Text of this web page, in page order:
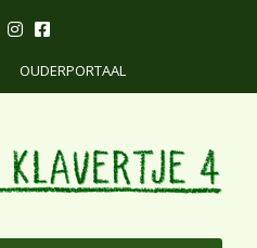
OUDERPORTAAL